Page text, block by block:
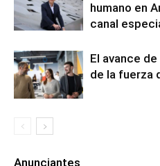
humano en
canal
El avance
de la fuerza
Anunciantes